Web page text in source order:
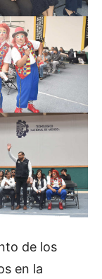
de los
en la